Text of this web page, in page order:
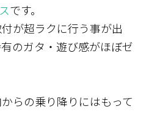
です。
が超ラクに行う事が出
のガタ・遊び感がほぼゼ
らの乗り降りにはもって